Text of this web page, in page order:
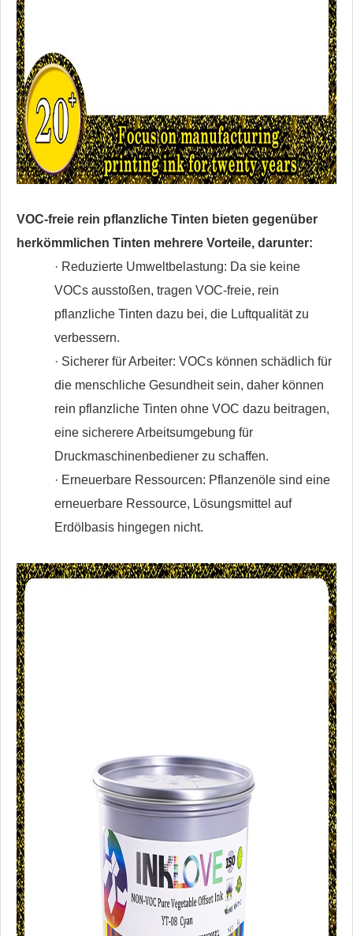
VOC-freie rein pflanzliche Tinten bieten gegenüber
herkömmlichen Tinten mehrere Vorteile, darunter:
· Reduzierte Umweltbelastung: Da sie keine
VOCs ausstoßen, tragen VOC-freie, rein
pflanzliche Tinten dazu bei, die Luftqualität zu
verbessern.
· Sicherer für Arbeiter: VOCs können schädlich für
die menschliche Gesundheit sein, daher können
rein pflanzliche Tinten ohne VOC dazu beitragen,
eine sicherere Arbeitsumgebung für
Druckmaschinenbediener zu schaffen.
· Erneuerbare Ressourcen: Pflanzenöle sind eine
erneuerbare Ressource, Lösungsmittel auf
Erdölbasis hingegen nicht.